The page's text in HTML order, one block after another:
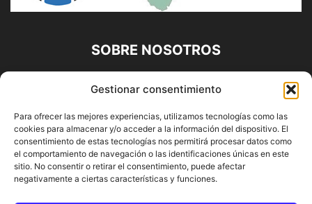
Gestionar consentimiento
Para ofrecer las mejores experiencias, utilizamos tecnologías como las
cookies para almacenar y/o acceder a la información del dispositivo. El
consentimiento de estas tecnologías nos permitirá procesar datos como
el comportamiento de navegación o las identificaciones únicas en este
sitio. No consentir o retirar el consentimiento, puede afectar
negativamente a ciertas características y funciones.
SOBRE NOSOTROS
Diario Alhaurín (www.alhaurindelatorre.com) Propiedad de
Francisco E. López López | 639 95 71 95 | Noticias de
Alhaurín de la Torre, Málaga y Provincia|
Contáctanos:info@alhaurindelatorre.com
SÍGUENOS